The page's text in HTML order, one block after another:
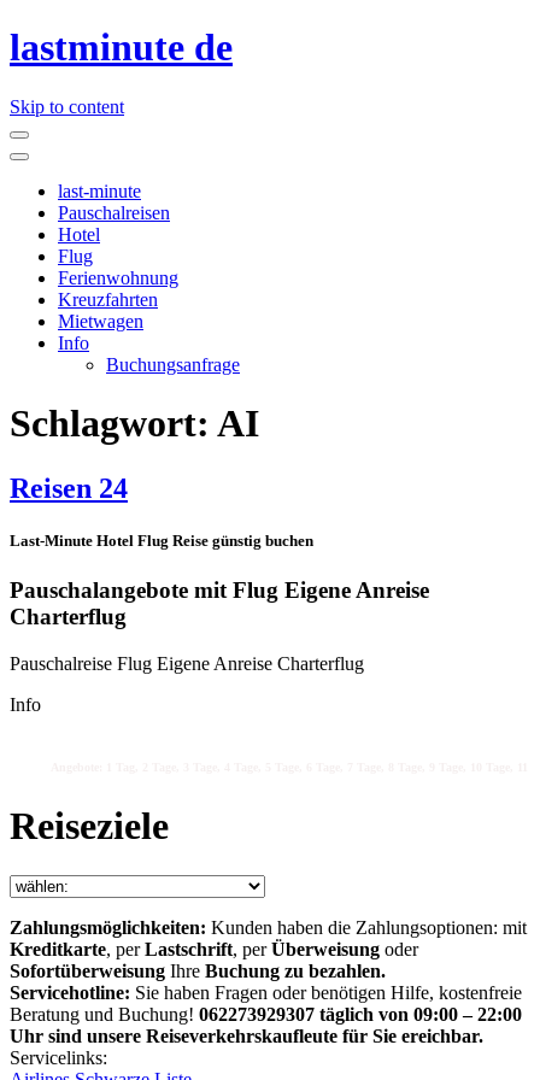
lastminute de
Skip to content
last-minute
Pauschalreisen
Hotel
Flug
Ferienwohnung
Kreuzfahrten
Mietwagen
Info
Buchungsanfrage
Schlagwort: AI
Reisen 24
Last-Minute Hotel Flug Reise günstig buchen
Pauschalangebote mit Flug Eigene Anreise
Charterflug
Pauschalreise Flug Eigene Anreise Charterflug
Info
Reiseziele
Zahlungsmöglichkeiten: Kunden haben die Zahlungsoptionen: mit
Kreditkarte, perLastschrift, perÜberweisung oder
Sofortüberweisung Ihre Buchung zu bezahlen.
Servicehotline: Sie haben Fragen oder benötigen Hilfe, kostenfreie
Beratung und Buchung! 062273929307 täglich von 09:00 – 22:00
Uhr sind unsere Reiseverkehrskaufleute für Sie ereichbar.
Servicelinks: